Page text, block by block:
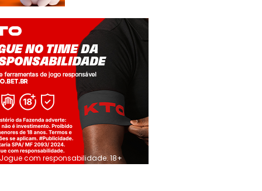
Jogue com responsabilidade. 18+